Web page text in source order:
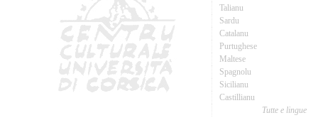
Talianu
Sardu
Catalanu
Purtughese
Maltese
Spagnolu
Sicilianu
Castillianu
Tutte e lingue